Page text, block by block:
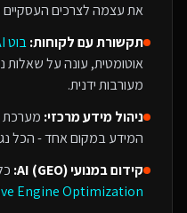
את עצמה לצרכים
תקשורת עם לקוחות:בוט WhatsApp AI
אוטומטית, עונה על שאלות
מעורבות ידנית.
ניהול מידע מרכזי: מערכת
המידע במקום אחד - הכל
קידום במנועי AI (GEO):
Engine Optimization